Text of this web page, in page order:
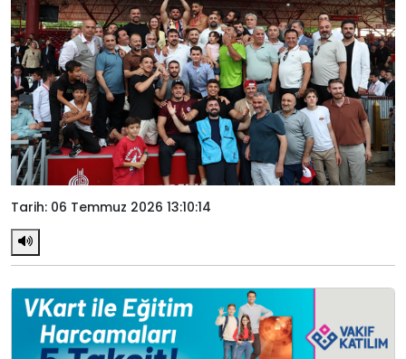
Tarih: 06 Temmuz 2026 13:10:14